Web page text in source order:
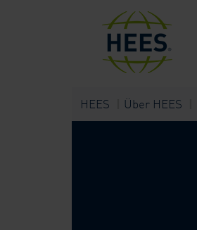
HEES Über HEES